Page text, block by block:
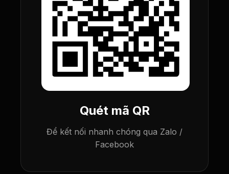
Quét mã QR
Để kết nối nhanh chóng qua Zalo /
Facebook